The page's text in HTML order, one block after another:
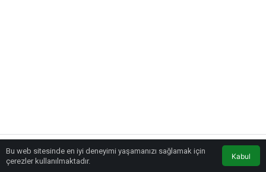
Bu web sitesinde en iyi deneyimi yaşamanızı sağlamak için
çerezler kullanılmaktadır.
Kabul